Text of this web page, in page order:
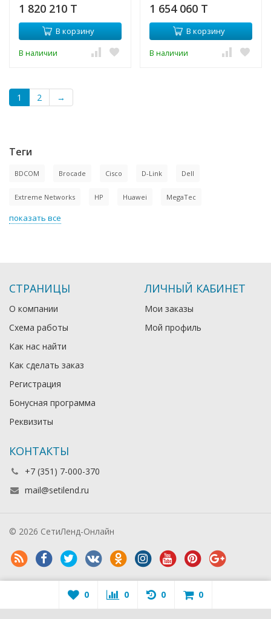
1 820 210 T
В корзину
В наличии
1 654 060 T
В корзину
В наличии
1 2 →
Теги
BDCOM Brocade Cisco D-Link Dell
Extreme Networks HP Huawei MegaTec
показать все
СТРАНИЦЫ
О компании
Схема работы
Как нас найти
Как сделать заказ
Регистрация
Бонусная программа
Реквизиты
ЛИЧНЫЙ КАБИНЕТ
Мои заказы
Мой профиль
КОНТАКТЫ
+7 (351) 7-000-370
mail@setilend.ru
© 2026 СетиЛенд-Онлайн
0 0 0 0